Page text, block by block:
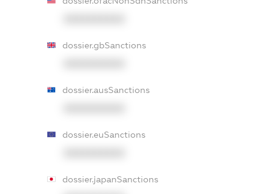
dossier.gbSanctions
dossier.ausSanctions
dossier.euSanctions
dossier.japanSanctions